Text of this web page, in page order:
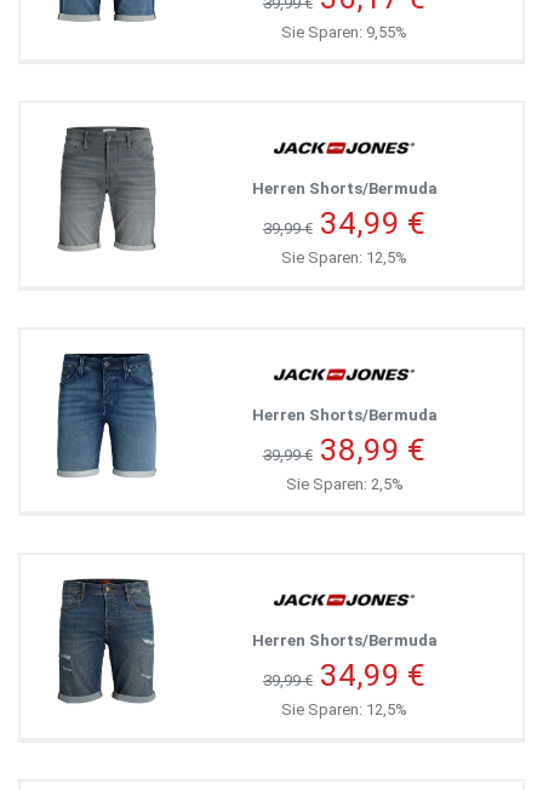
Sie Sparen: 9,55%
Herren Shorts/Bermuda
39,99 € 34,99 €
Sie Sparen: 12,5%
Herren Shorts/Bermuda
39,99 € 38,99 €
Sie Sparen: 2,5%
Herren Shorts/Bermuda
39,99 € 34,99 €
Sie Sparen: 12,5%